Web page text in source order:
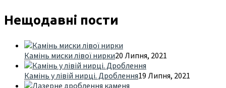
Нещодавні пости
Камінь миски лівої нирки20 Липня, 2021
Камінь у лівій нирці. Дроблення19 Липня, 2021